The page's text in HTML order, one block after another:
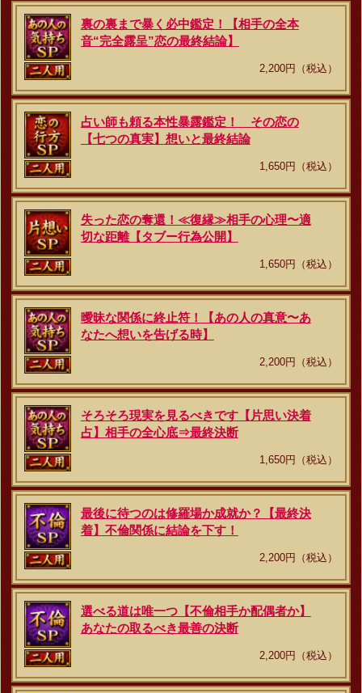
裏の裏まで暴く必中鑑定！【相手の全本
音“完全露呈”恋の最終結論】
2,200円（税込）
占い師も頼る本性暴露鑑定！ その恋の
【七つの真実】想いと最終結論
1,650円（税込）
失った恋の奪還！≪復縁≫相手の心理〜適
切な距離【タブー行為公開】
1,650円（税込）
曖昧な関係に終止符！【あの人の真意〜あ
なたへ想いを告げる時】
2,200円（税込）
そろそろ現実を見るべきです【片思い決着
占】相手の全心底⇒最終決断
1,650円（税込）
最後に待つのは修羅場か成就か？【最終決
着】不倫関係に結論を下す！
2,200円（税込）
選べる道は唯一つ【不倫相手か配偶者か】
あなたの取るべき最善の決断
2,200円（税込）